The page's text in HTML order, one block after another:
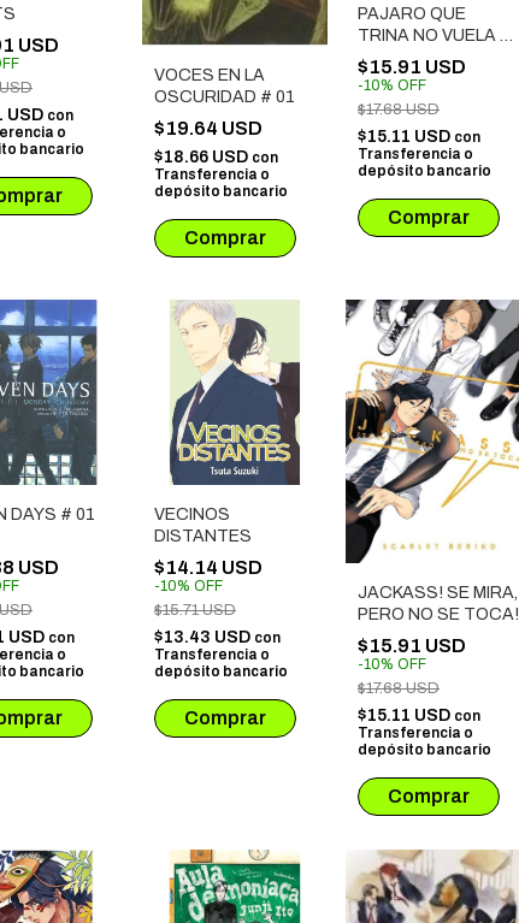
USD
USD con
o
bancario
VOCES EN LA
OSCURIDAD # 01
$19.64 USD
$18.66 USD con
Transferencia o
depósito bancario
PAJARO QUE
TRINA NO VUELA #
04
$15.91 USD
-10% OFF
$17.68 USD
$15.11 USD con
Transferencia o
depósito bancario
DAYS # 01
USD
USD con
o
bancario
VECINOS
DISTANTES
$14.14 USD
-10% OFF
$15.71 USD
$13.43 USD con
Transferencia o
depósito bancario
JACKASS! SE MIRA,
PERO NO SE TOCA!
$15.91 USD
-10% OFF
$17.68 USD
$15.11 USD con
Transferencia o
depósito bancario